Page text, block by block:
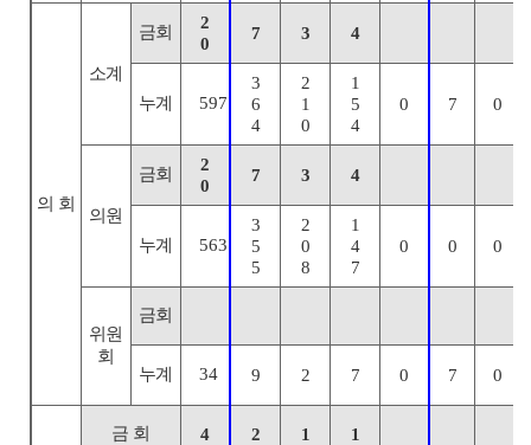
의 회
소계
금회
2
0
7 3 4
누계 597
3
6
4
2
1
0
1
5
4
0 7 0
의원
금회
2
0
7 3 4
누계 563
3
5
5
2
0
8
1
4
7
0 0 0
위원
회
금회
누계 34 9 2 7 0 7 0
금 회 4 2 1 1